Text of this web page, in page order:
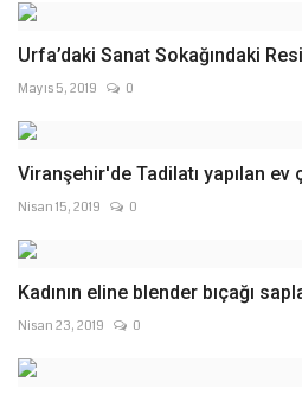
Urfa’daki Sanat Sokağındaki
Mayıs 5, 2019 0
Viranşehir'de Tadilatı yapılan ev
Nisan 15, 2019 0
Kadının eline blender bıçağı
Nisan 23, 2019 0